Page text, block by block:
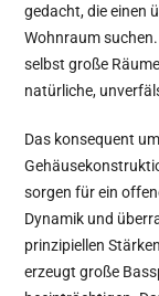
gedacht, die einen
Wohnraum
selbst große
natürliche,
Das konsequent
sorgen für ein
Dynamik und
prinzipiellen
erzeugt große